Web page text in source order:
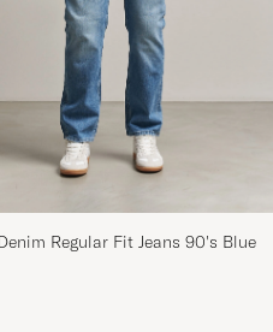
Regular Fit Jeans 90's Blue